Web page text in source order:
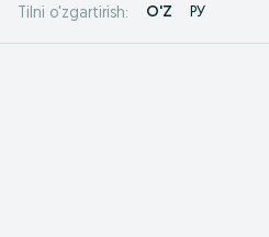
Tilni o'zgartirish: O'Z РУ